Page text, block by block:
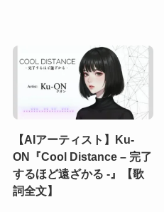
【AIアーティスト】Ku-
ON『Cool Distance – 完了
するほど遠ざかる -』【歌
詞全文】